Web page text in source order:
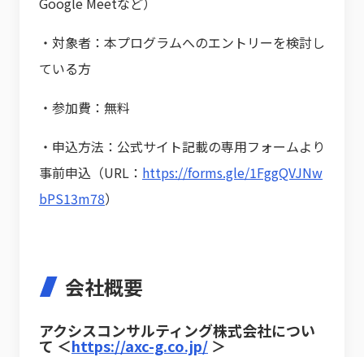
・対象者：本プログラムへのエントリーを検討し
ている方
・参加費：無料
・申込方法：公式サイト記載の専用フォームより
事前申込（URL： https://forms.gle/1FggQVJNw
bPS13m78）
会社概要
アクシスコンサルティング株式会社につい
て ＜https://axc-g.co.jp/ ＞